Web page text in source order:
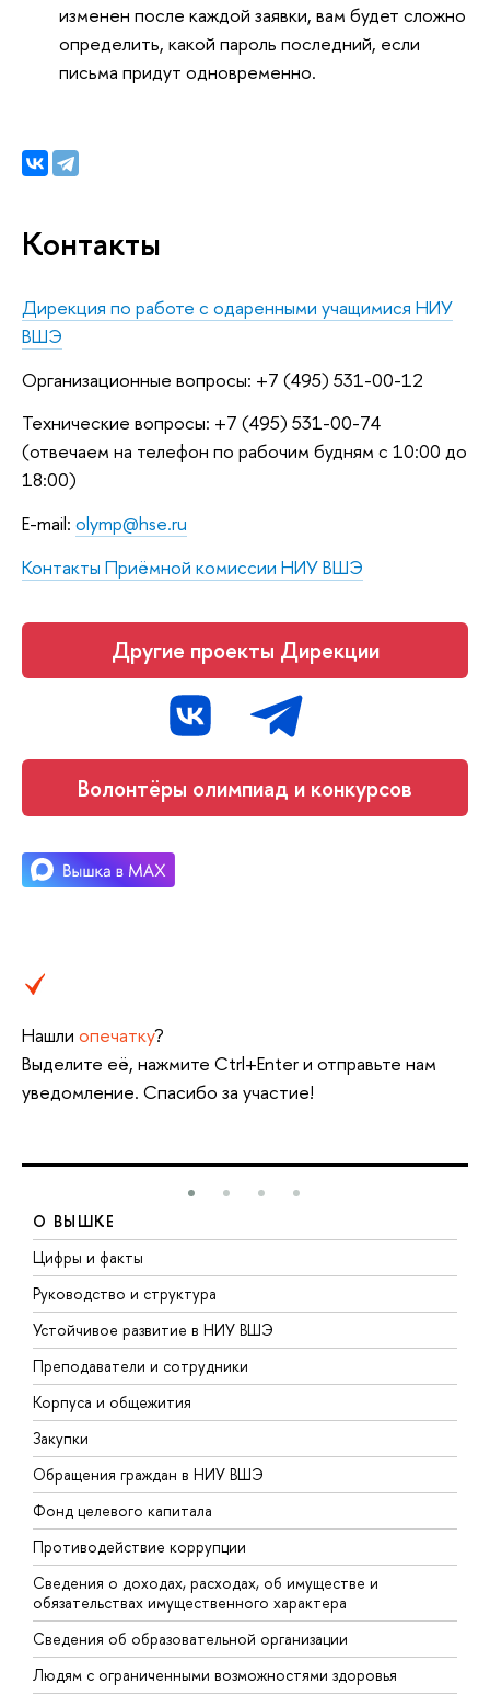
изменен после каждой заявки, вам будет сложно
определить, какой пароль последний, если
письма придут одновременно.
Контакты
Дирекция по работе с одаренными учащимися НИУ
ВШЭ
Организационные вопросы: +7 (495) 531-00-12
Технические вопросы: +7 (495) 531-00-74
(отвечаем на телефон по рабочим будням с 10:00 до
18:00)
E-mail: olymp@hse.ru
Контакты Приёмной комиссии НИУ ВШЭ
Другие проекты Дирекции
Волонтёры олимпиад и конкурсов
Нашли опечатку?
Выделите её, нажмите Ctrl+Enter и отправьте нам
уведомление. Спасибо за участие!
О ВЫШКЕ
Цифры и факты
Руководство и структура
Устойчивое развитие в НИУ ВШЭ
Преподаватели и сотрудники
Корпуса и общежития
Закупки
Обращения граждан в НИУ ВШЭ
Фонд целевого капитала
Противодействие коррупции
Сведения о доходах, расходах, об имуществе и
обязательствах имущественного характера
Сведения об образовательной организации
Людям с ограниченными возможностями здоровья